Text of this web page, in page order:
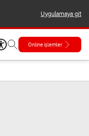
Uygulamaya git
Online işlemler